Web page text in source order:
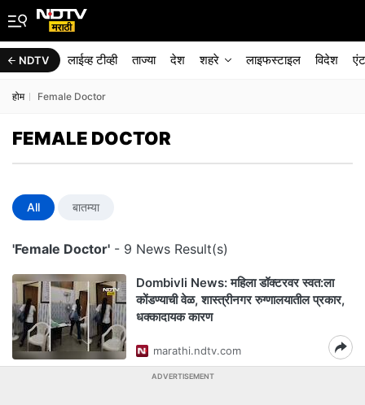
NDTV लाईव्ह टीव्ही ताज्या देश शहरे लाइफस्टाइल विदेश
होम Female Doctor
FEMALE DOCTOR
All बातम्या
'Female Doctor' - 9 News Result(s)
Dombivli News: महिला डॉक्टरवर स्वत:ला
कोंडण्याची वेळ, शास्त्रीनगर रुग्णालयातील प्रकार,
धक्कादायक कारण
marathi.ndtv.com
ADVERTISEMENT